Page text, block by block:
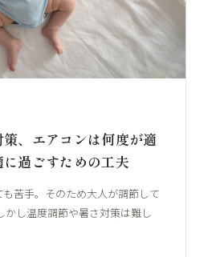
、エアコンは何度が適
過ごすための工夫
苦手。そのため大人が調節して
かし温度調節や暑さ対策は難し